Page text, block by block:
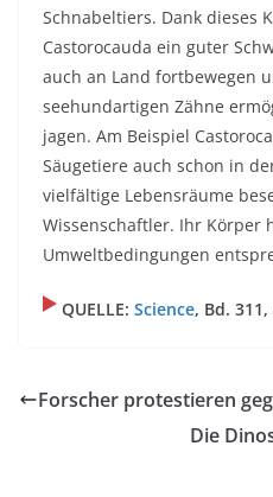
Schnabeltiers. Dank dieses
Castorocauda ein guter
auch an Land fortbewegen
seehundartigen Zähne
jagen. Am Beispiel
Säugetiere auch schon in
vielfältige Lebensräume
Wissenschaftler. Ihr Körper
Umweltbedingungen
QUELLE: Science, Bd. 311,
Forscher protestieren
Die